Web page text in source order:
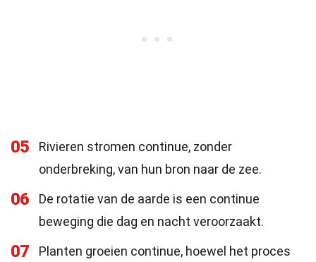
05
Rivieren stromen continue, zonder
onderbreking, van hun bron naar de zee.
06
De rotatie van de aarde is een continue
beweging die dag en nacht veroorzaakt.
07
Planten groeien continue, hoewel het proces